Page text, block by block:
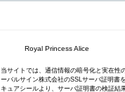
Royal Princess Alice
当サイトでは、通信情報の暗号化と実在性
ーバルサイン株式会社のSSLサーバ証明書
キュアシールより、サーバ証明書の検証結